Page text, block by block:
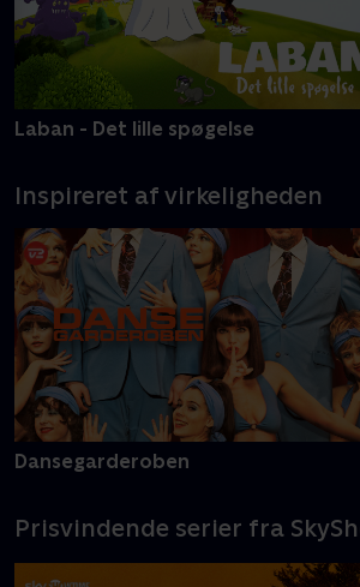
Laban - Det lille spøgelse
Inspireret af virkeligheden
Dansegarderoben
Prisvindende serier fra